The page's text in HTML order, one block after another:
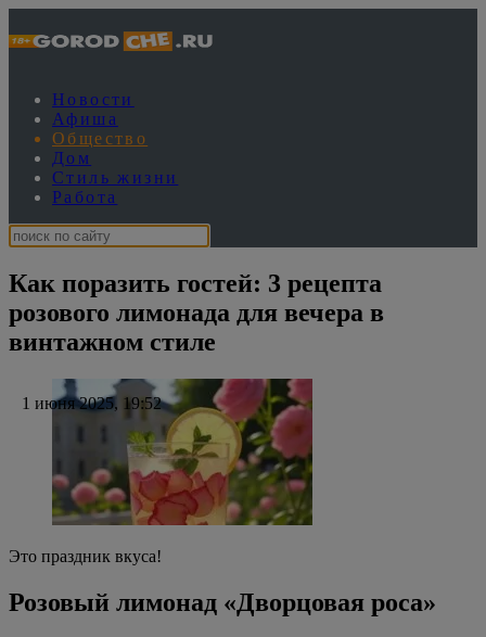
Новости
Афиша
Общество
Дом
Стиль жизни
Работа
Как поразить гостей: 3 рецепта
розового лимонада для вечера в
винтажном стиле
1 июня 2025, 19:52
Это праздник вкуса!
Розовый лимонад «Дворцовая роса»